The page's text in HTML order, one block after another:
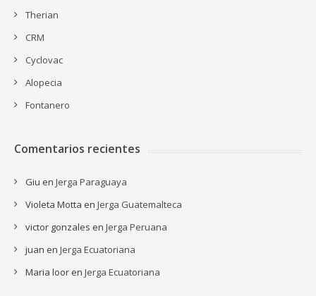
Therian
CRM
Cyclovac
Alopecia
Fontanero
Comentarios recientes
Giu en Jerga Paraguaya
Violeta Motta en Jerga Guatemalteca
victor gonzales en Jerga Peruana
juan en Jerga Ecuatoriana
Maria loor en Jerga Ecuatoriana